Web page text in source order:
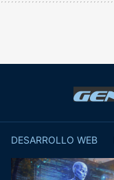
DESARROLLO WEB